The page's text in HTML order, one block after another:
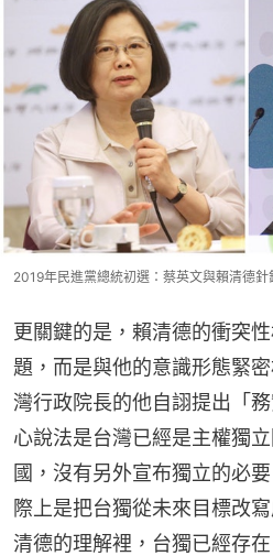
2019年民進黨總統初選：蔡英文與賴清德針
更關鍵的是，賴清德的衝突
題，而是與他的意識形態緊
灣行政院長的他自詡提出「
心說法是台灣已經是主權獨
國，沒有另外宣布獨立的必
際上是把台獨從未來目標改
清德的理解裡，台獨已經存